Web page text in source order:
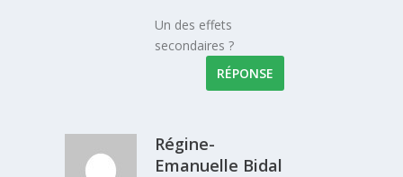
Un des effets
secondaires ?
RÉPONSE
Régine-
Emanuelle Bidal